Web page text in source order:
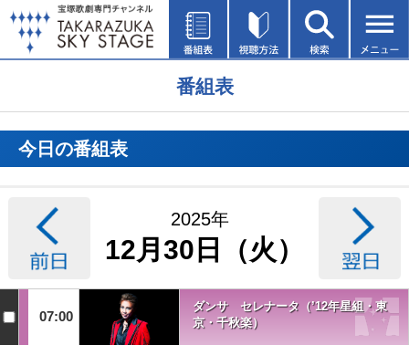
番組表
今日の番組表
2025年
12月30日（火）
07:00
ダンサ セレナータ（’12年星組・東
京・千秋楽）